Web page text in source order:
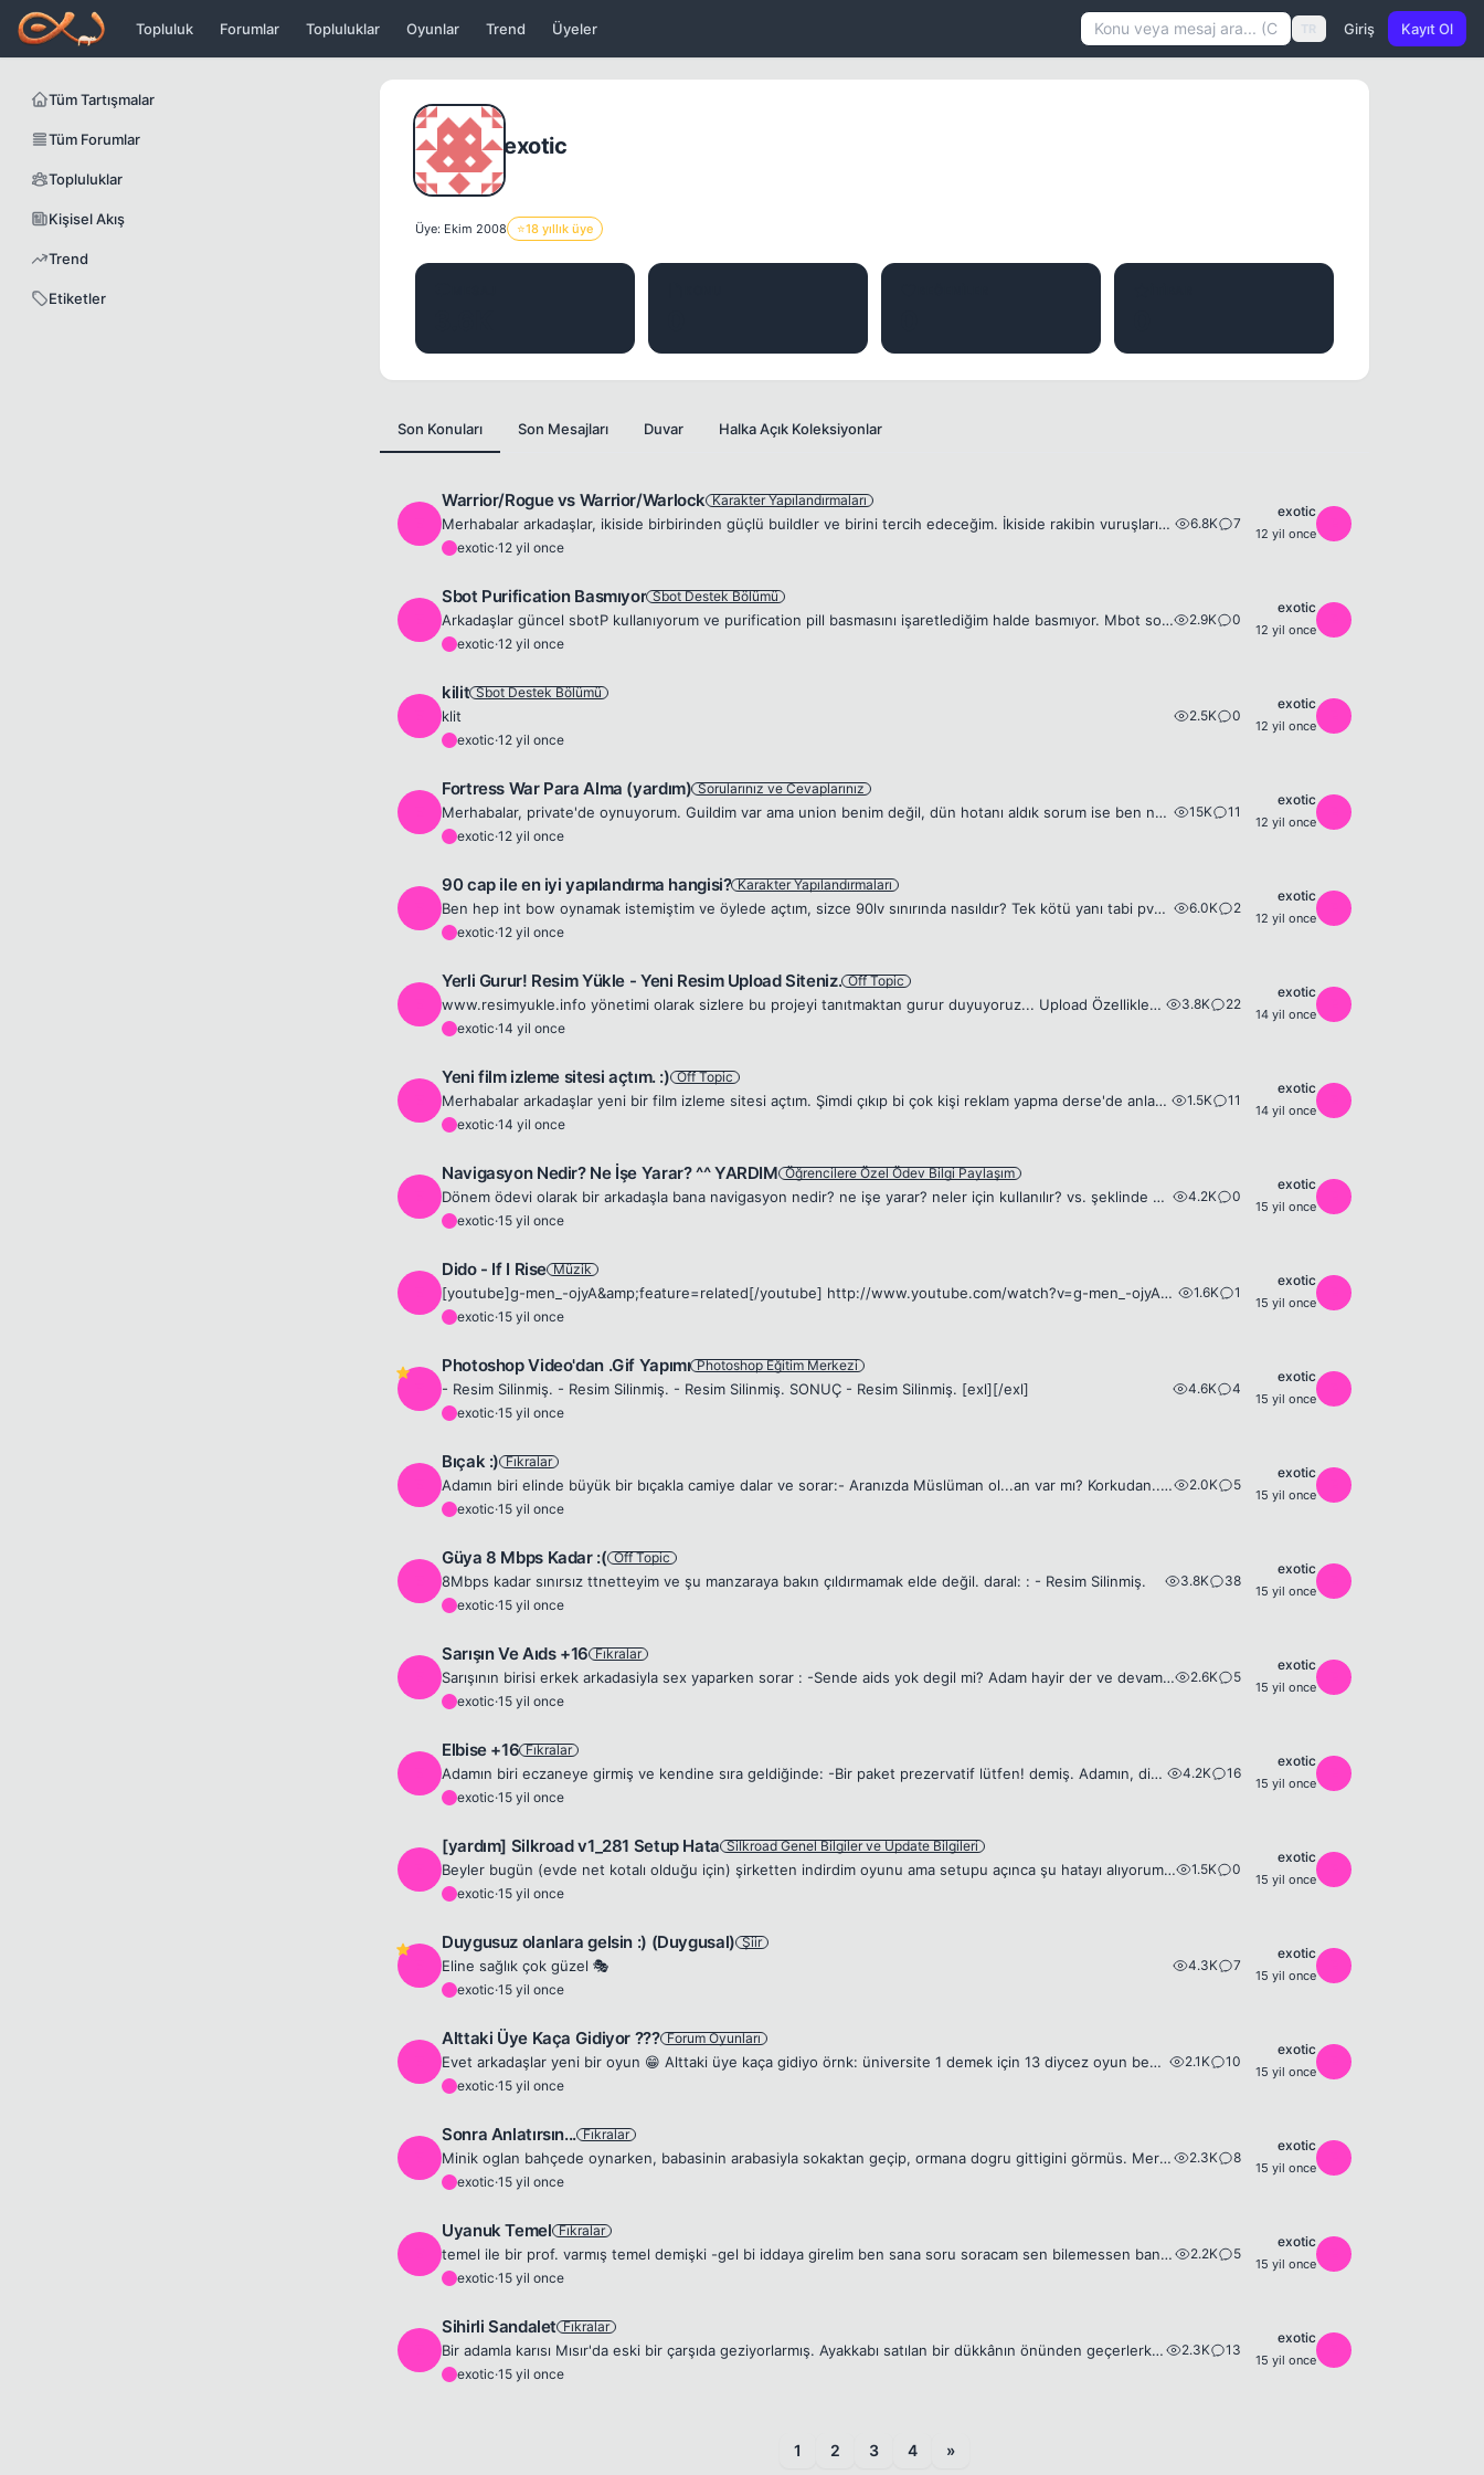
Icerige atla
Topluluk Forumlar Topluluklar Oyunlar Trend Üyeler TR Giriş Kayıt Ol
Tüm Tartışmalar
Tüm Forumlar
Topluluklar
Kişisel Akış
Trend
Etiketler
exotic
Üye: Ekim 2008 ⭐18 yıllık üye
Son Konuları Son Mesajları Duvar Halka Açık Koleksiyonlar
Warrior/Rogue vs Warrior/Warlock Karakter Yapılandırmaları
Merhabalar arkadaşlar, ikiside birbirinden güçlü buildler ve birini tercih edeceğim. İkiside rakibin vuruşlarını engelleyerek hayatta kalıyor fakat bu warlock'da biraz daha fazla gibi. Sonuç olarak eş...
exotic·12 yil once
6.8K 7
exotic
12 yil once
Sbot Purification Basmıyor Sbot Destek Bölümü
Arkadaşlar güncel sbotP kullanıyorum ve purification pill basmasını işaretlediğim halde basmıyor. Mbot sorunsuz yapıyordu bu olayı. Yardım lütfen.
exotic·12 yil once
2.9K 0
exotic
12 yil once
kilit Sbot Destek Bölümü
klit
exotic·12 yil once
2.5K 0
exotic
12 yil once
Fortress War Para Alma (yardım) Sorularınız ve Cevaplarınız
Merhabalar, private'de oynuyorum. Guildim var ama union benim değil, dün hotanı aldık sorum ise ben nasıl ve ne kadar para alabilirim? Union başkanı nasıl ve paranın ne kadarını guild başkanları nasıl...
exotic·12 yil once
15K 11
exotic
12 yil once
90 cap ile en iyi yapılandırma hangisi? Karakter Yapılandırmaları
Ben hep int bow oynamak istemiştim ve öylede açtım, sizce 90lv sınırında nasıldır? Tek kötü yanı tabi pvpler (diğer nukerleri almak istiyorum) Ne düşünüyorsunuz? pvp de nasıldır ve ne önerirsiniz?
exotic·12 yil once
6.0K 2
exotic
12 yil once
Yerli Gurur! Resim Yükle - Yeni Resim Upload Siteniz. Off Topic
www.resimyukle.info yönetimi olarak sizlere bu projeyi tanıtmaktan gurur duyuyoruz... Upload Özellikleri Desteklenen Resim Formatlari: png, jpg, jpeg, gif, bmp, psd Maksimum Dosya Boyutu: 2 MB Aynı a...
exotic·14 yil once
3.8K 22
exotic
14 yil once
Yeni film izleme sitesi açtım. :) Off Topic
Merhabalar arkadaşlar yeni bir film izleme sitesi açtım. Şimdi çıkıp bi çok kişi reklam yapma derse'de anlayışla karşılarım. Buradaki çoğu üye internetten online film izlemekte ve bu yüzden sizlerin ...
exotic·14 yil once
1.5K 11
exotic
14 yil once
Navigasyon Nedir? Ne İşe Yarar? ^^ YARDIM Öğrencilere Özel Ödev Bilgi Paylaşım
Dönem ödevi olarak bir arkadaşla bana navigasyon nedir? ne işe yarar? neler için kullanılır? vs. şeklinde bir ödev verildi. Bu ödev çok kolay ve çokta uğraş gerektirmeden yapılabilir lakin 2 kişinin ...
exotic·15 yil once
4.2K 0
exotic
15 yil once
Dido - If I Rise Müzik
[youtube]g-men_-ojyA&amp;feature=related[/youtube] http://www.youtube.com/watch?v=g-men_-ojyA&amp;feature=related 127Hours Film müziği, ilk olarak oradan duydum. Çok hoşuma gitti ve paylaşmak istedim...
exotic·15 yil once
1.6K 1
exotic
15 yil once
Photoshop Video'dan .Gif Yapımı Photoshop Eğitim Merkezi
- Resim Silinmiş. - Resim Silinmiş. - Resim Silinmiş. SONUÇ - Resim Silinmiş. [exl][/exl]
exotic·15 yil once
4.6K 4
exotic
15 yil once
Bıçak :) Fıkralar
Adamın biri elinde büyük bir bıçakla camiye dalar ve sorar:- Aranızda Müslüman ol...an var mı? Korkudan...... kimse bişey diyemez. Birazdan yaşlı bir adam ayağa kalkar:......-Ben müslümanım. Der. Bıça...
exotic·15 yil once
2.0K 5
exotic
15 yil once
Güya 8 Mbps Kadar :( Off Topic
8Mbps kadar sınırsız ttnetteyim ve şu manzaraya bakın çıldırmamak elde değil. daral: : - Resim Silinmiş.
exotic·15 yil once
3.8K 38
exotic
15 yil once
Sarışın Ve Aıds +16 Fıkralar
Sarışının birisi erkek arkadasiyla sex yaparken sorar : -Sende aids yok degil mi? Adam hayir der ve devam ederler. Biraz sonra tekrar sorar : - Gerçekten sende aids yoktu degil mi? - Hayir dedim ya. H...
exotic·15 yil once
2.6K 5
exotic
15 yil once
Elbise +16 Fıkralar
Adamın biri eczaneye girmiş ve kendine sıra geldiğinde: -Bir paket prezervatif lütfen! demiş. Adamın, diğer müşterilerin arasında hiç çekinmeden böyle bir istekte bulunduğuna sinirlenen eczaneci: -Se...
exotic·15 yil once
4.2K 16
exotic
15 yil once
[yardım] Silkroad v1_281 Setup Hata Silkroad Genel Bilgiler ve Update Bilgileri
Beyler bugün (evde net kotalı olduğu için) şirketten indirdim oyunu ama setupu açınca şu hatayı alıyorum bi yardım etmenizi rica ediyorum. - Resim Silinmiş. Nolur eksik inmiş fln demeyin indirene kada...
exotic·15 yil once
1.5K 0
exotic
15 yil once
Duygusuz olanlara gelsin :) (Duygusal) Şiir
Eline sağlık çok güzel 🎭
exotic·15 yil once
4.3K 7
exotic
15 yil once
Alttaki Üye Kaça Gidiyor ??? Forum Oyunları
Evet arkadaşlar yeni bir oyun 😁 Alttaki üye kaça gidiyo örnk: üniversite 1 demek için 13 diycez oyun benden başlar 9 ?
exotic·15 yil once
2.1K 10
exotic
15 yil once
Sonra Anlatırsın... Fıkralar
Minik oglan bahçede oynarken, babasinin arabasiyla sokaktan geçip, ormana dogru gittigini görmüs. Merak bu ya. O da arabayi izleyerek ormana gitmis. Bir de ne görsün. Babasi ile teyzesi arabanin yanin...
exotic·15 yil once
2.3K 8
exotic
15 yil once
Uyanuk Temel Fıkralar
temel ile bir prof. varmış temel demişki -gel bi iddaya girelim ben sana soru soracam sen bilemessen bana 10 lira vereceksin sonra sen soracan ben bilemessem sana 5 lira vereceğim sen profsun benden a...
exotic·15 yil once
2.2K 5
exotic
15 yil once
Sihirli Sandalet Fıkralar
Bir adamla karısı Mısır'da eski bir çarşıda geziyorlarmış. Ayakkabı satılan bir dükkânın önünden geçerlerken satıcı içerden seslenmiş, buyur etmiş, girmişler. - Satıcı &quot;çok özel büyülü sandaletle...
exotic·15 yil once
2.3K 13
exotic
15 yil once
1 2 3 4 »